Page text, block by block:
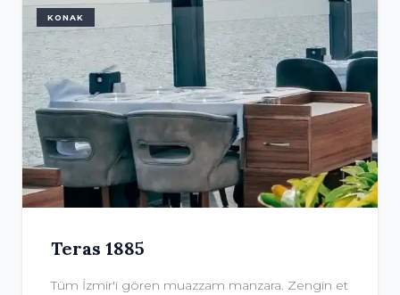
KONAK
Teras 1885
Tüm İzmir'i gören muazzam manzara. Zengin et